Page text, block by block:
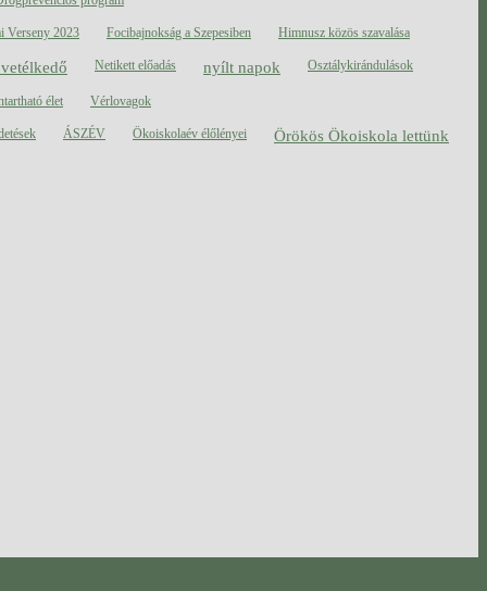
Verseny 2023 Focibajnokság a Szepesiben Himnusz közös szavalása
Netikett előadás nyílt napok Osztálykirándulások
élet Vérlovagok
ÁSZÉV Ökoiskolaév élőlényei Örökös Ökoiskola lettünk